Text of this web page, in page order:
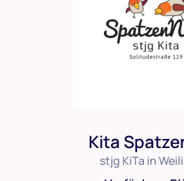
Kita
stjg KiTa in